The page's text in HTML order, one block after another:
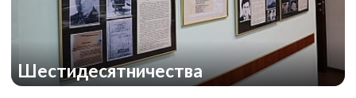
Шестидесятничества